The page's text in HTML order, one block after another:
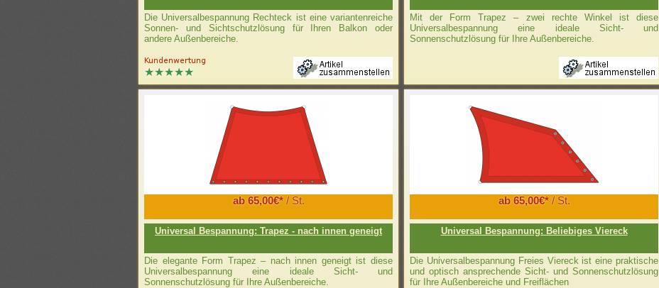
Die Universalbespannung Rechteck ist eine variantenreiche
Sonnen- und Sichtschutzlösung für Ihren Balkon oder
andere Außenbereiche.
Mit der Form Trapez – zwei rechte Winkel ist diese
Universalbespannung eine ideale Sicht- und
Sonnenschutzlösung für Ihre Außenbereiche.
ab 65,00€*/ St.
Universal Bespannung: Trapez - nach innen geneigt
Die elegante Form Trapez – nach innen geneigt ist diese
Universalbespannung eine ideale Sicht- und
Sonnenschutzlösung für Ihre Außenbereiche.
ab 65,00€*/ St.
Universal Bespannung: Beliebiges Viereck
Die Universalbespannung Freies Viereck ist eine praktische
und optisch ansprechende Sicht- und Sonnenschutzlösung
für Ihre Außenbereiche und Freiflächen